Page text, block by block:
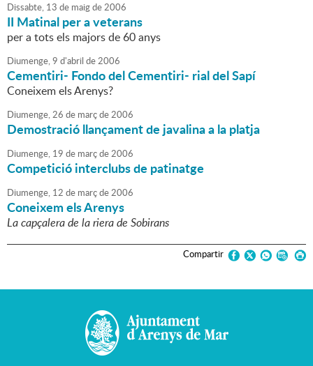
Dissabte, 13 de maigde2006
II Matinal per a veterans
per a tots els majors de 60 anys
Diumenge,9 d'abril de2006
Cementiri- Fondo del Cementiri- rial del Sapí
Coneixem els Arenys?
Diumenge,26 de marçde2006
Demostració llançament de javalina a la platja
Diumenge, 19 de marçde2006
Competició interclubs de patinatge
Diumenge, 12 de marçde2006
Coneixem els Arenys
La capçalera de la riera de Sobirans
Compartir